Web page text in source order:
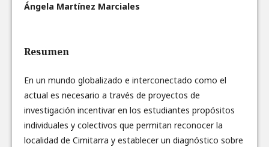
Ángela Martínez Marciales
Resumen
En un mundo globalizado e interconectado como el
actual es necesario a través de proyectos de
investigación incentivar en los estudiantes propósitos
individuales y colectivos que permitan reconocer la
localidad de Cimitarra y establecer un diagnóstico sobre